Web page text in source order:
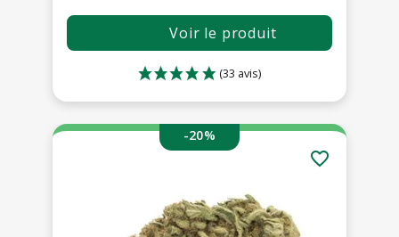
Voir le produit
-20%
favorite_border